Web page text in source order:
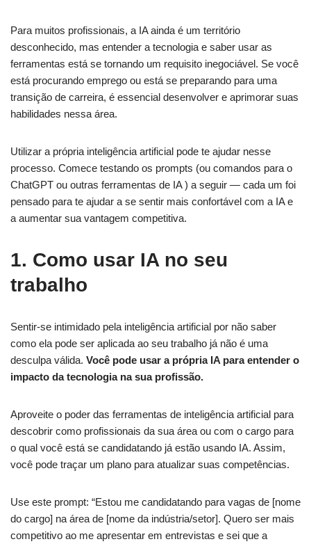
Para muitos profissionais, a IA ainda é um território
desconhecido, mas entender a tecnologia e saber usar as
ferramentas está se tornando um requisito inegociável. Se você
está procurando emprego ou está se preparando para uma
transição de carreira, é essencial desenvolver e aprimorar suas
habilidades nessa área.
Utilizar a própria inteligência artificial pode te ajudar nesse
processo. Comece testando os prompts (ou comandos para o
ChatGPT ou outras ferramentas de IA ) a seguir — cada um foi
pensado para te ajudar a se sentir mais confortável com a IA e
a aumentar sua vantagem competitiva.
1. Como usar IA no seu
trabalho
Sentir-se intimidado pela inteligência artificial por não saber
como ela pode ser aplicada ao seu trabalho já não é uma
desculpa válida. Você pode usar a própria IA para entender o
impacto da tecnologia na sua profissão.
Aproveite o poder das ferramentas de inteligência artificial para
descobrir como profissionais da sua área ou com o cargo para
o qual você está se candidatando já estão usando IA. Assim,
você pode traçar um plano para atualizar suas competências.
Use este prompt: “Estou me candidatando para vagas de [nome
do cargo] na área de [nome da indústria/setor]. Quero ser mais
competitivo ao me apresentar em entrevistas e sei que a